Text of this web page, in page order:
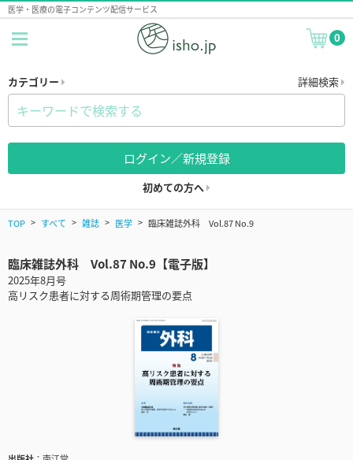
医学・医療の電子コンテンツ配信サービス
0
カテゴリー 詳細検索
ログイン／新規登録
初めての方へ
TOP すべて 雑誌 医学 臨床雑誌外科 Vol.87 No.9
臨床雑誌外科 Vol.87 No.9【電子版】
2025年8月号
高リスク患者に対する周術期管理の要点